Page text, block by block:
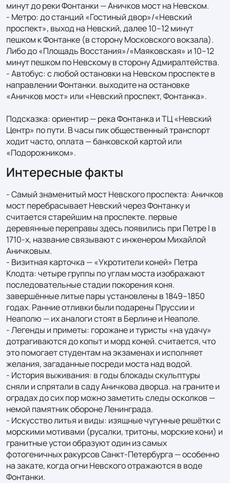
минут до реки Фонтанки — Аничков мост на Невском.
- Метро: до станций «Гостиный двор»/«Невский
проспект», выход на Невский, далее 10–12 минут
пешком к Фонтанке (в сторону Московского вокзала).
Либо до «Площадь Восстания»/«Маяковская» и 10–12
минут пешком по Невскому в сторону Адмиралтейства.
- Автобус: с любой остановки на Невском проспекте в
направлении Фонтанки. выходите на остановке
«Аничков мост» или «Невский проспект, Фонтанка».
Подсказка: ориентир — река Фонтанка и ТЦ «Невский
Центр» по пути. В часы пик общественный транспорт
ходит часто, оплата — банковской картой или
«Подорожником».
Интересные факты
- Самый знаменитый мост Невского проспекта: Аничков
мост перебрасывает Невский через Фонтанку и
считается старейшим на проспекте. первые
деревянные переправы здесь появились при Петре I в
1710‑х, название связывают с инженером Михайлой
Аничковым.
- Визитная карточка — «Укротители коней» Петра
Клодта: четыре группы по углам моста изображают
последовательные стадии покорения коня.
завершённые литые пары установлены в 1849–1850
годах. Ранние отливки были подарены Пруссии и
Неаполю — их аналоги стоят в Берлине и Неаполе.
- Легенды и приметы: горожане и туристы «на удачу»
дотрагиваются до копыт и морд коней. считается, что
это помогает студентам на экзаменах и исполняет
желания, загаданные посреди моста над водой.
- История выживания: в годы блокады скульптуры
сняли и спрятали в саду Аничкова дворца. на граните и
оградах до сих пор можно заметить следы осколков —
немой памятник обороне Ленинграда.
- Искусство литья и виды: изящные чугунные решётки с
морскими мотивами (русалки, тритоны, морские кони) и
гранитные устои образуют один из самых
фотогеничных ракурсов Санкт‑Петербурга — особенно
на закате, когда огни Невского отражаются в воде
Фонтанки.